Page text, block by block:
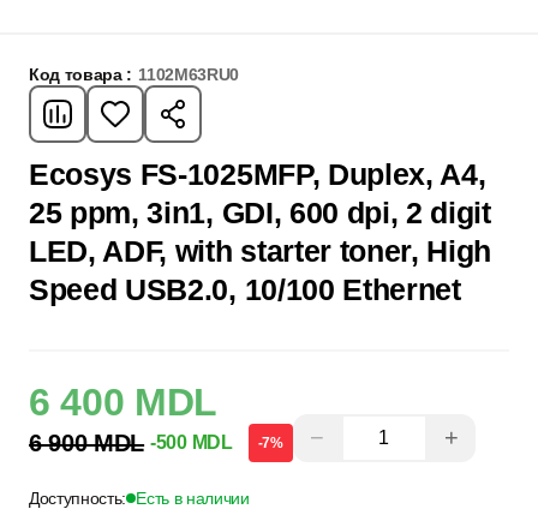
Код товара : 1102M63RU0
Ecosys FS-1025MFP, Duplex, A4,
25 ppm, 3in1, GDI, 600 dpi, 2 digit
LED, ADF, with starter toner, High
Speed USB2.0, 10/100 Ethernet
6 400 MDL
6 900 MDL -500 MDL -7% − +
Доступность: Есть в наличии